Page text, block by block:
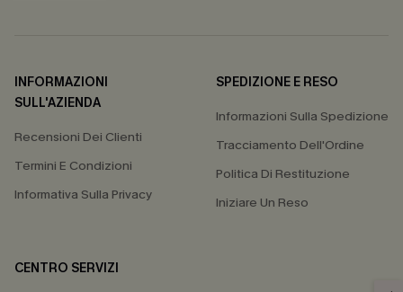
INFORMAZIONI
SULL'AZIENDA
Recensioni Dei Clienti
Termini E Condizioni
Informativa Sulla Privacy
SPEDIZIONE E RESO
Informazioni Sulla Spedizione
Tracciamento Dell'Ordine
Politica Di Restituzione
Iniziare Un Reso
CENTRO SERVIZI